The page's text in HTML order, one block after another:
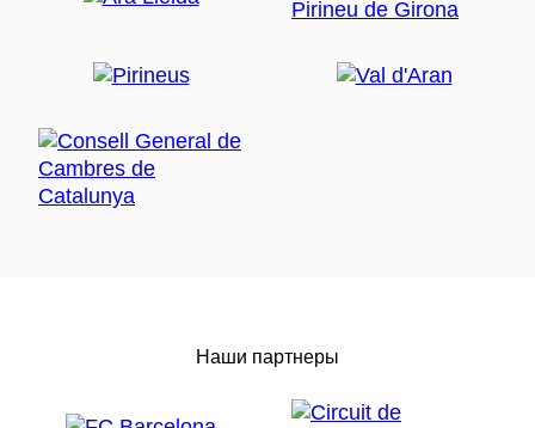
Наши партнеры